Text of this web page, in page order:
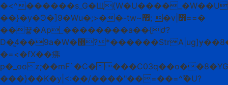
�<^
��}�y�Ͽ�]9�Wu�;>��-tw~޿; �v|߻==�
��끃�Ap_��������a��{ժ?
D�̼4��9a�W�޽?*������StrA|ug]ɏ��8�1���Wժ���}
�=<�fX��疿
p�_ooz;��mF`�C�
���}��K�y|<:�ۭ�/����"��=��=^ޫ�U?